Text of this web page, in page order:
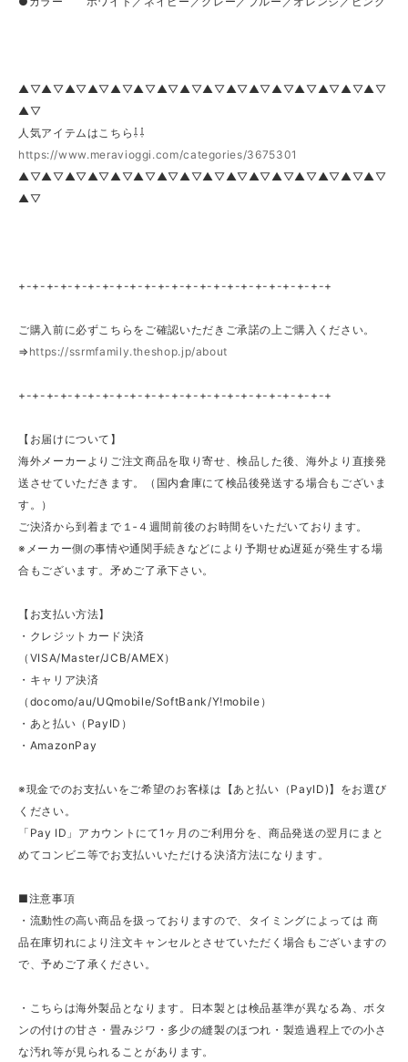
▲▽▲▽▲▽▲▽▲▽▲▽▲▽▲▽▲▽▲▽▲▽▲▽▲▽▲▽▲▽▲▽
▲▽
人気アイテムはこちら⇩⇩
https://www.meravioggi.com/categories/3675301
▲▽▲▽▲▽▲▽▲▽▲▽▲▽▲▽▲▽▲▽▲▽▲▽▲▽▲▽▲▽▲▽
▲▽
+-+-+-+-+-+-+-+-+-+-+-+-+-+-+-+-+-+-+-+-+-+-+
ご購入前に必ずこちらをご確認いただきご承諾の上ご購入ください。
⇒ https://ssrmfamily.theshop.jp/about
+-+-+-+-+-+-+-+-+-+-+-+-+-+-+-+-+-+-+-+-+-+-+
【お届けについて】
海外メーカーよりご注文商品を取り寄せ、検品した後、海外より直接発
送させていただきます。（国内倉庫にて検品後発送する場合もございま
す。）
ご決済から到着まで１‐４週間前後のお時間をいただいております。
※メーカー側の事情や通関手続きなどにより予期せぬ遅延が発生する場
合もございます。矛めご了承下さい。
【お支払い方法】
・クレジットカード決済
（VISA/Master/JCB/AMEX）
・キャリア決済
（docomo/au/UQmobile/SoftBank/Y!mobile）
・あと払い（PayID）
・AmazonPay
※現金でのお支払いをご希望のお客様は【あと払い（PayID)】をお選び
ください。
「Pay ID」アカウントにて1ヶ月のご利用分を、商品発送の翌月にまと
めてコンビニ等でお支払いいただける決済方法になります。
■注意事項
・流動性の高い商品を扱っておりますので、タイミングによっては 商
品在庫切れにより注文キャンセルとさせていただく場合もございますの
で、予めご了承ください。
・こちらは海外製品となります。日本製とは検品基準が異なる為、ボタ
ンの付けの甘さ・畳みジワ・多少の縫製のほつれ・製造過程上での小さ
な汚れ等が見られることがあります。